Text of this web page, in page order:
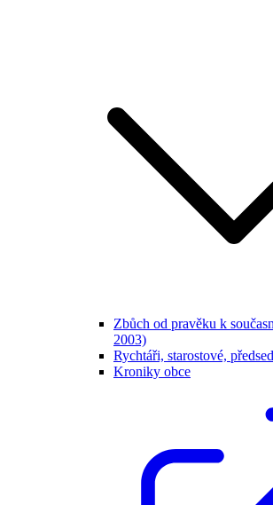
Zbůch od pravěku k
2003)
Rychtáři, starostové,
Kroniky obce